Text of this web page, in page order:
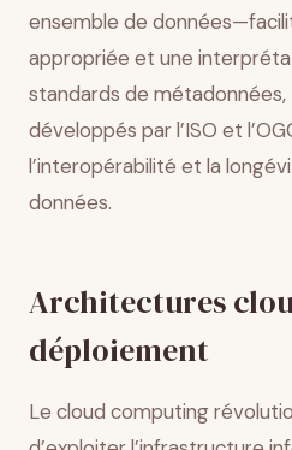
ensemble de
appropriée et une
standards de
développés par l’ISO et
l’interopérabilité et la
données.
Architectures
déploiement
Le cloud computing